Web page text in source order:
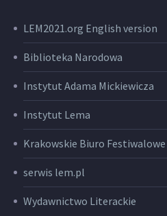
LEM2021.org English version
Biblioteka Narodowa
Instytut Adama Mickiewicza
Instytut Lema
Krakowskie Biuro Festiwalowe
serwis lem.pl
Wydawnictwo Literackie